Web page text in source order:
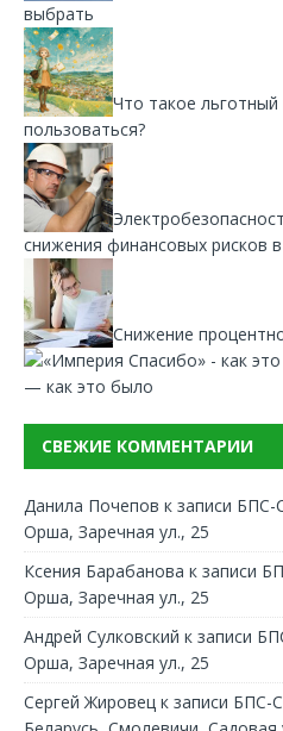
выбрать
Что такое
пользоваться?
снижения финансовых рисков
Снижение
— как это было
СВЕЖИЕ КОММЕНТАРИИ
Данила Почепов к записи БПС-
Орша, Заречная ул., 25
Ксения Барабанова к записи
Орша, Заречная ул., 25
Андрей Сулковский к записи
Орша, Заречная ул., 25
Сергей Жировец к записи БПС-